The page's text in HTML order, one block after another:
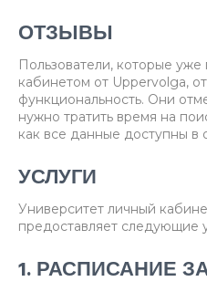
ОТЗЫВЫ
Пользователи, которые уже
кабинетом от Uppervolga,
функциональность. Они
нужно тратить время на
как все данные доступны в
УСЛУГИ
Университет личный
предоставляет следующие
1. РАСПИСАНИЕ